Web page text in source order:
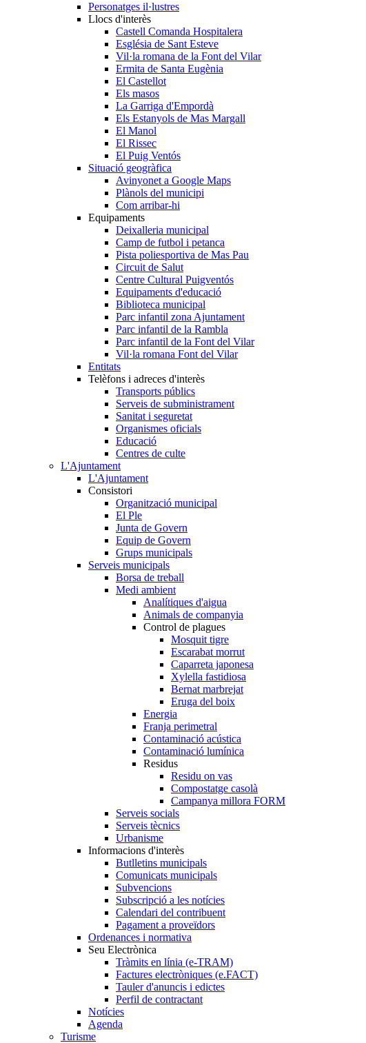
Personatges il·lustres
Llocs d'interès
Castell Comanda Hospitalera
Església de Sant Esteve
Vil·la romana de la Font del Vilar
Ermita de Santa Eugènia
El Castellot
Els masos
La Garriga d'Empordà
Els Estanyols de Mas Margall
El Manol
El Rissec
El Puig Ventós
Situació geogràfica
Avinyonet a Google Maps
Plànols del municipi
Com arribar-hi
Equipaments
Deixalleria municipal
Camp de futbol i petanca
Pista poliesportiva de Mas Pau
Circuit de Salut
Centre Cultural Puigventós
Equipaments d'educació
Biblioteca municipal
Parc infantil zona Ajuntament
Parc infantil de la Rambla
Parc infantil de la Font del Vilar
Vil·la romana Font del Vilar
Entitats
Telèfons i adreces d'interès
Transports públics
Serveis de subministrament
Sanitat i seguretat
Organismes oficials
Educació
Centres de culte
L'Ajuntament
L'Ajuntament
Consistori
Organització municipal
El Ple
Junta de Govern
Equip de Govern
Grups municipals
Serveis municipals
Borsa de treball
Medi ambient
Analítiques d'aigua
Animals de companyia
Control de plagues
Mosquit tigre
Escarabat morrut
Caparreta japonesa
Xylella fastidiosa
Bernat marbrejat
Eruga del boix
Energia
Franja perimetral
Contaminació acústica
Contaminació lumínica
Residus
Residu on vas
Compostatge casolà
Campanya millora FORM
Serveis socials
Serveis tècnics
Urbanisme
Informacions d'interès
Butlletins municipals
Comunicats municipals
Subvencions
Subscripció a les notícies
Calendari del contribuent
Pagament a proveïdors
Ordenances i normativa
Seu Electrònica
Tràmits en línia (e-TRAM)
Factures electròniques (e.FACT)
Tauler d'anuncis i edictes
Perfil de contractant
Notícies
Agenda
Turisme